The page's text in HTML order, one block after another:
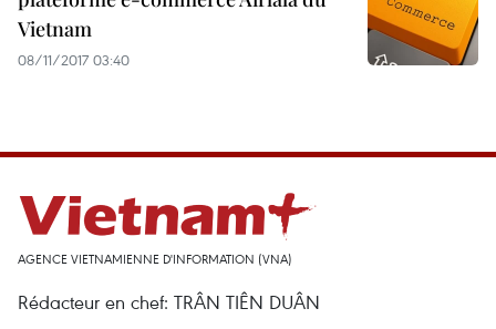
Vietnam
08/11/2017 03:40
AGENCE VIETNAMIENNE D'INFORMATION (VNA)
Rédacteur en chef: TRÂN TIÊN DUÂN